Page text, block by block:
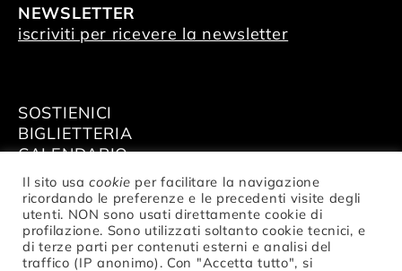
NEWSLETTER
iscriviti per ricevere la newsletter
SOSTIENICI
BIGLIETTERIA
CALENDARIO
AFFITTA GLI SPAZI
Il sito usacookie per facilitare la navigazione
ricordando le preferenze e le precedenti visite degli
utenti. NON sono usati direttamente cookie di
profilazione. Sono utilizzati soltanto cookie tecnici, e
di terze parti per contenuti esterni e analisi del
traffico (IP anonimo). Con "Accetta tutto", si